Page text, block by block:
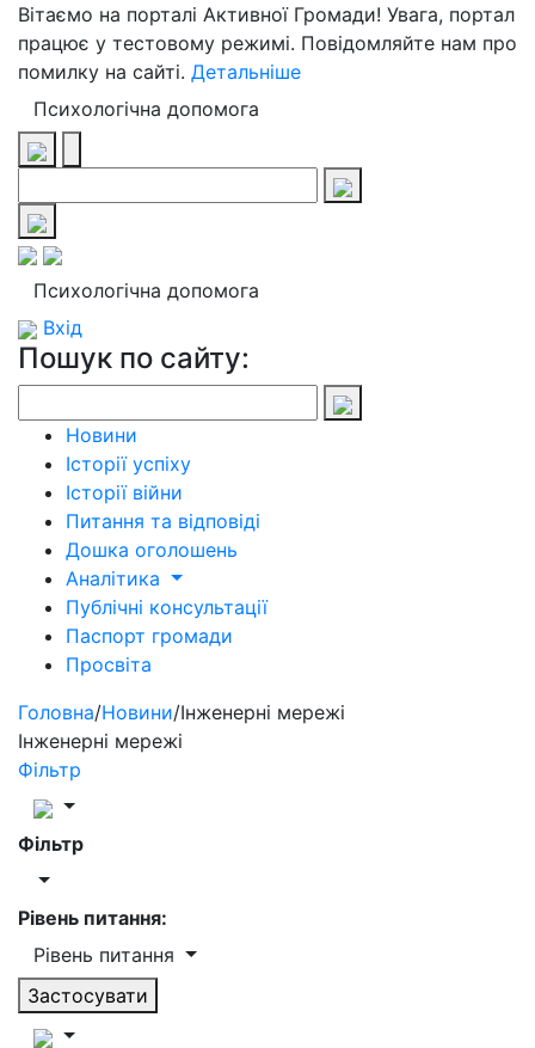
Вітаємо на порталі Активної Громади! Увага, портал
працює у тестовому режимі. Повідомляйте нам про
помилку на сайті. Детальніше
Психологічна допомога
Психологічна допомога
Вхід
Пошук по сайту:
Новини
Історії успіху
Історії війни
Питання та відповіді
Дошка оголошень
Аналітика
Публічні консультації
Паспорт громади
Просвіта
Головна/Новини/Інженерні мережі
Інженерні мережі
Фільтр
Фільтр
Рівень питання:
Рівень питання
Застосувати